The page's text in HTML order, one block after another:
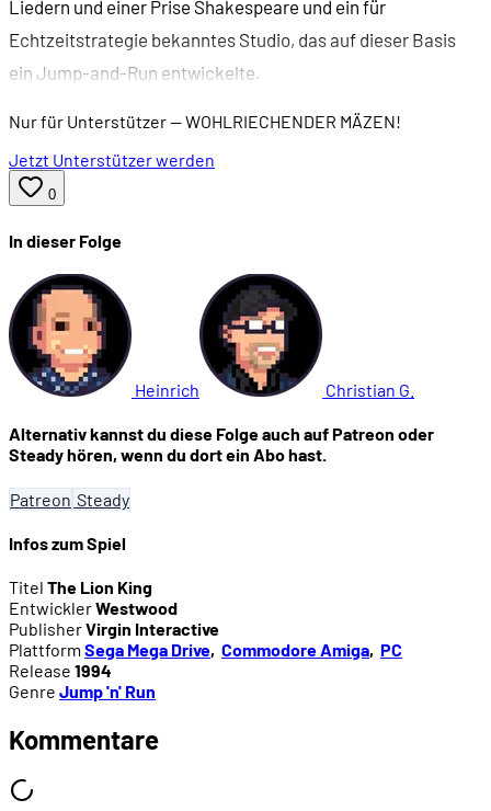
Liedern und einer Prise Shakespeare und ein für
Echtzeitstrategie bekanntes Studio, das auf dieser Basis
ein Jump-and-Run entwickelte.
Nur für Unterstützer— WOHLRIECHENDER MÄZEN!
Jetzt Unterstützer werden
0
In dieser Folge
Heinrich Christian G.
Alternativ kannst du diese Folge auch auf Patreon oder
Steady hören, wenn du dort ein Abo hast.
Patreon Steady
Infos zum Spiel
Titel The Lion King
EntwicklerWestwood
PublisherVirgin Interactive
Plattform Sega Mega Drive, Commodore Amiga, PC
Release 1994
Genre Jump 'n' Run
Kommentare